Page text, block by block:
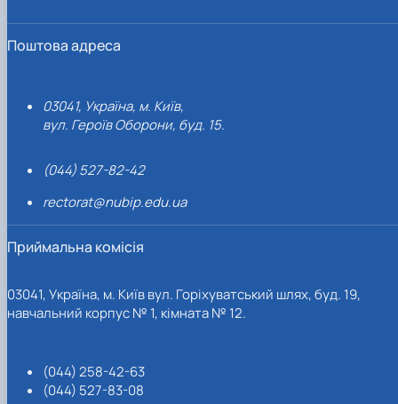
Поштова адреса
03041, Україна, м. Київ,
вул. Героїв Оборони, буд. 15.
(044) 527-82-42
rectorat@nubip.edu.ua
Приймальна комісія
03041, Україна, м. Київ вул. Горіхуватський шлях, буд. 19,
навчальний корпус № 1, кімната № 12.
(044) 258-42-63
(044) 527-83-08